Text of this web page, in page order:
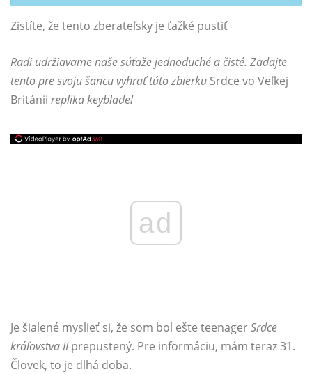
Zistíte, že tento zberateľsky je ťažké pustiť
Radi udržiavame naše súťaže jednoduché a čisté. Zadajte
tento pre svoju šancu vyhrať túto zbierku Srdce vo Veľkej
Británii replika keyblade!
ad
Je šialené myslieť si, že som bol ešte teenagerSrdce
kráľovstva IIprepustený. Pre informáciu, mám teraz 31.
Človek, to je dlhá doba.